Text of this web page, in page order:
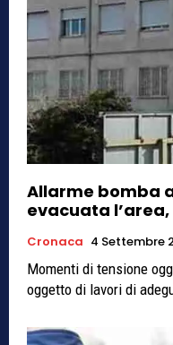
Allarme bomba
evacuata
Cronaca 4 Settembre
Momenti di tensione
oggetto di lavori di